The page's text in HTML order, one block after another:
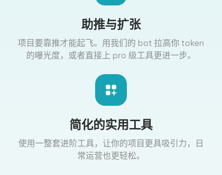
助推与扩张
项目要靠推才能起飞。用我们的 bot 拉高你 token
的曝光度，或者直接上 pro 级工具更进一步。
简化的实用工具
使用一整套进阶工具，让你的项目更具吸引力，日
常运营也更轻松。